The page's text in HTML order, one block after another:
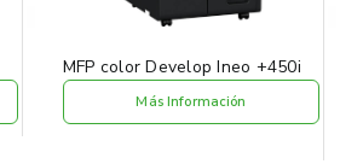
MFP color Develop Ineo +450i
Más Información